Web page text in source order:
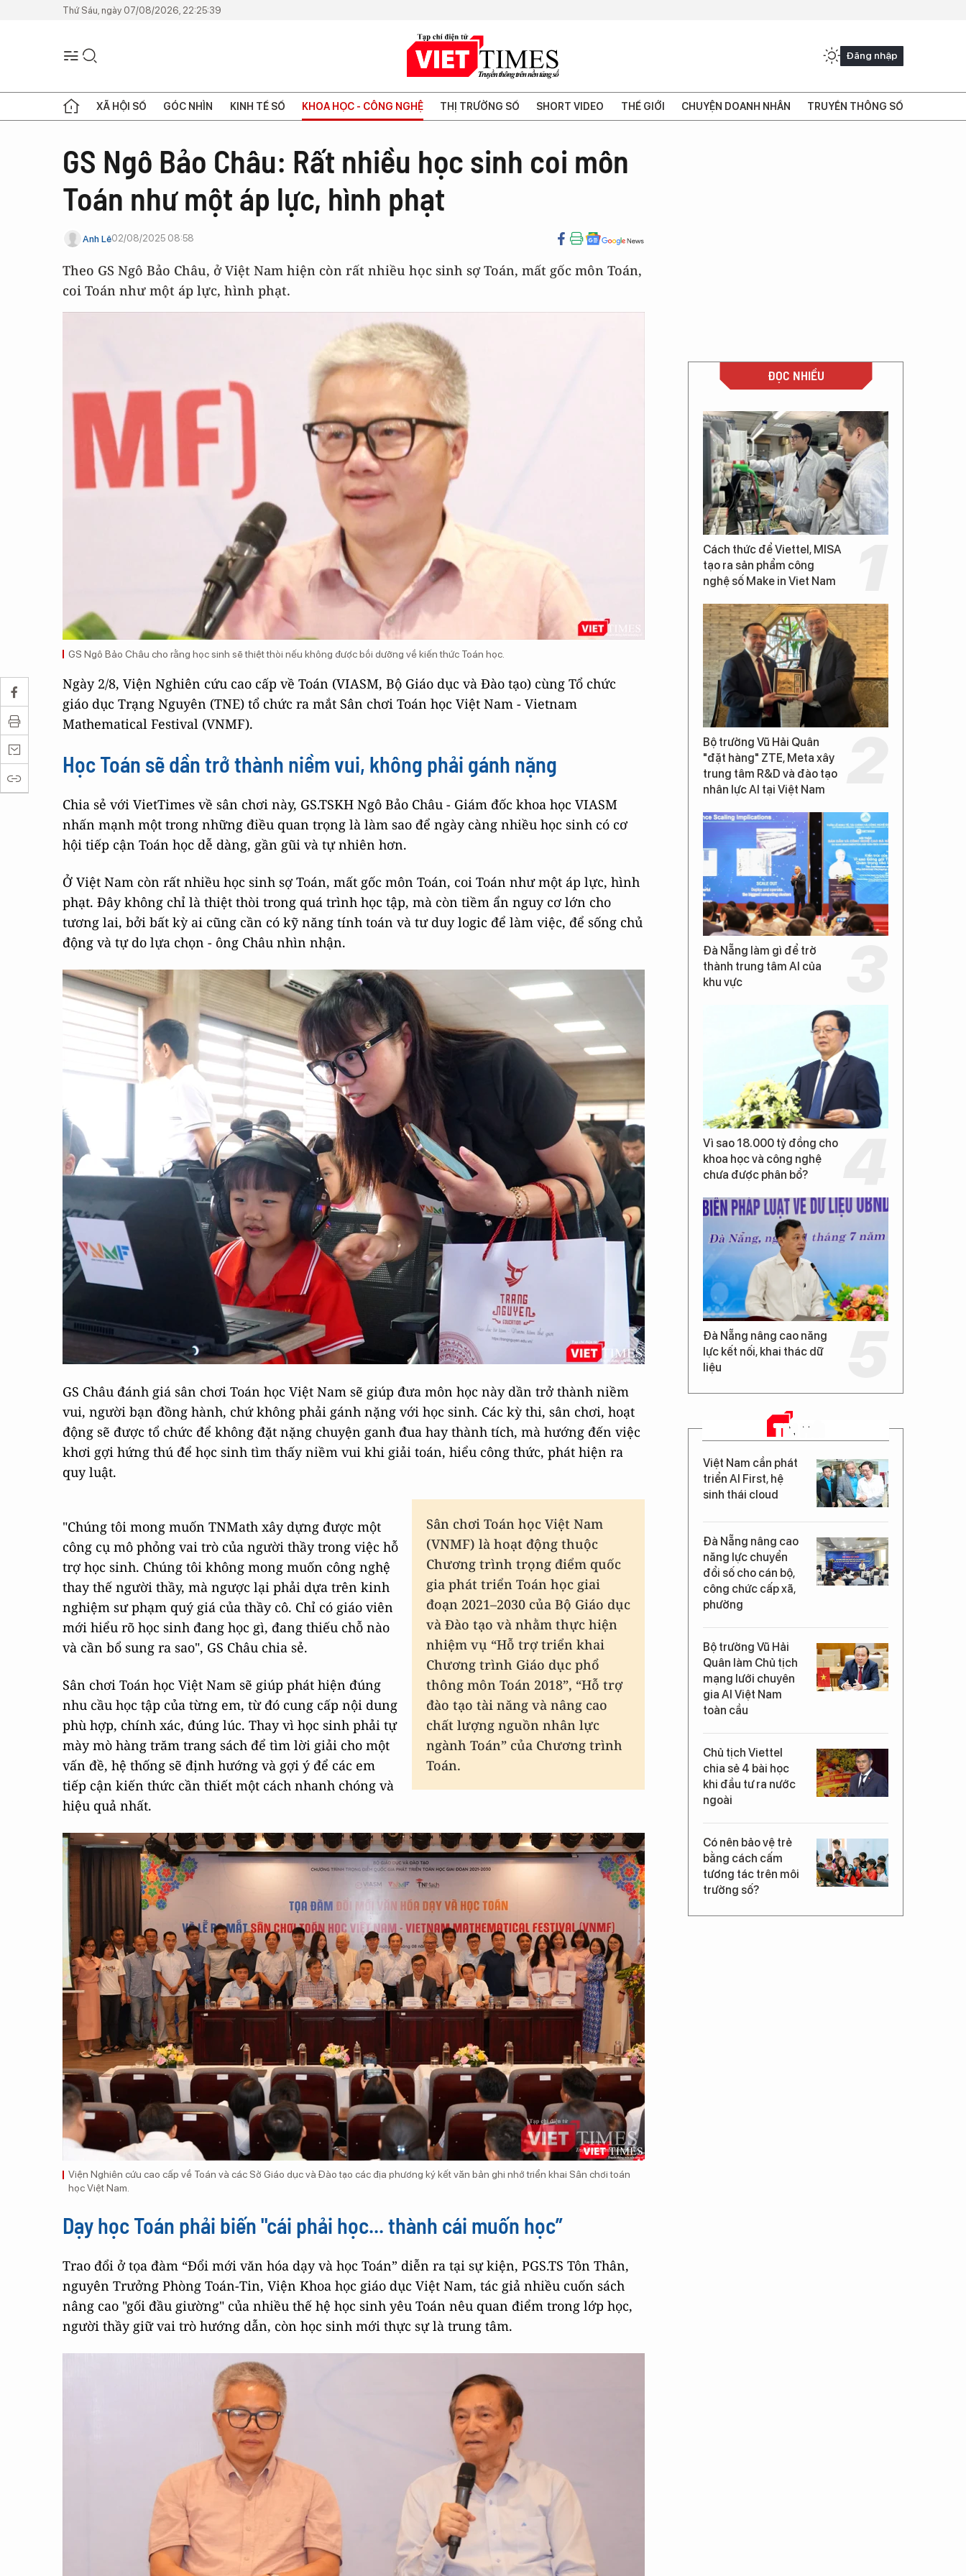
Thứ Sáu, ngày 07/08/2026, 22:25:39
Đăng nhập
XÃ HỘI SỐ GÓC NHÌN KINH TẾ SỐ KHOA HỌC - CÔNG NGHỆ THỊ TRƯỜNG SỐ SHORT VIDEO THẾ GIỚI CHUYỆN DOANH NHÂN TRUYỀN THÔNG SỐ
GS Ngô Bảo Châu: Rất nhiều học sinh coi môn
Toán như một áp lực, hình phạt
Anh Lê02/08/2025 08:58
Theo GS Ngô Bảo Châu, ở Việt Nam hiện còn rất nhiều học sinh sợ Toán, mất gốc môn Toán,
coi Toán như một áp lực, hình phạt.
GS Ngô Bảo Châu cho rằng học sinh sẽ thiệt thòi nếu không được bồi dưỡng về kiến thức Toán học.
Ngày 2/8, Viện Nghiên cứu cao cấp về Toán (VIASM, Bộ Giáo dục và Đào tạo) cùng Tổ chức
giáo dục Trạng Nguyên (TNE) tổ chức ra mắt Sân chơi Toán học Việt Nam - Vietnam
Mathematical Festival (VNMF).
Học Toán sẽ dần trở thành niềm vui, không phải gánh nặng
Chia sẻ với VietTimes về sân chơi này, GS.TSKH Ngô Bảo Châu - Giám đốc khoa học VIASM
nhấn mạnh một trong những điều quan trọng là làm sao để ngày càng nhiều học sinh có cơ
hội tiếp cận Toán học dễ dàng, gần gũi và tự nhiên hơn.
Ở Việt Nam còn rất nhiều học sinh sợ Toán, mất gốc môn Toán, coi Toán như một áp lực, hình
phạt. Đây không chỉ là thiệt thòi trong quá trình học tập, mà còn tiềm ẩn nguy cơ lớn cho
tương lai, bởi bất kỳ ai cũng cần có kỹ năng tính toán và tư duy logic để làm việc, để sống chủ
động và tự do lựa chọn - ông Châu nhìn nhận.
GS Châu đánh giá sân chơi Toán học Việt Nam sẽ giúp đưa môn học này dần trở thành niềm
vui, người bạn đồng hành, chứ không phải gánh nặng với học sinh. Các kỳ thi, sân chơi, hoạt
động sẽ được tổ chức để không đặt nặng chuyện ganh đua hay thành tích, mà hướng đến việc
khơi gợi hứng thú để học sinh tìm thấy niềm vui khi giải toán, hiểu công thức, phát hiện ra
quy luật.
Sân chơi Toán học Việt Nam
(VNMF) là hoạt động thuộc
Chương trình trọng điểm quốc
gia phát triển Toán học giai
đoạn 2021–2030 của Bộ Giáo dục
và Đào tạo và nhằm thực hiện
nhiệm vụ “Hỗ trợ triển khai
Chương trình Giáo dục phổ
thông môn Toán 2018”, “Hỗ trợ
đào tạo tài năng và nâng cao
chất lượng nguồn nhân lực
ngành Toán” của Chương trình
Toán.
"Chúng tôi mong muốn TNMath xây dựng được một
công cụ mô phỏng vai trò của người thầy trong việc hỗ
trợ học sinh. Chúng tôi không mong muốn công nghệ
thay thế người thầy, mà ngược lại phải dựa trên kinh
nghiệm sư phạm quý giá của thầy cô. Chỉ có giáo viên
mới hiểu rõ học sinh đang học gì, đang thiếu chỗ nào
và cần bổ sung ra sao", GS Châu chia sẻ.
Sân chơi Toán học Việt Nam sẽ giúp phát hiện đúng
nhu cầu học tập của từng em, từ đó cung cấp nội dung
phù hợp, chính xác, đúng lúc. Thay vì học sinh phải tự
mày mò hàng trăm trang sách để tìm lời giải cho một
vấn đề, hệ thống sẽ định hướng và gợi ý để các em
tiếp cận kiến thức cần thiết một cách nhanh chóng và
hiệu quả nhất.
Viện Nghiên cứu cao cấp về Toán và các Sở Giáo dục và Đào tạo các địa phương ký kết văn bản ghi nhớ triển khai Sân chơi toán
học Việt Nam.
Dạy học Toán phải biến "cái phải học... thành cái muốn học”
Trao đổi ở tọa đàm “Đổi mới văn hóa dạy và học Toán” diễn ra tại sự kiện, PGS.TS Tôn Thân,
nguyên Trưởng Phòng Toán-Tin, Viện Khoa học giáo dục Việt Nam, tác giả nhiều cuốn sách
nâng cao "gối đầu giường" của nhiều thế hệ học sinh yêu Toán nêu quan điểm trong lớp học,
người thầy giữ vai trò hướng dẫn, còn học sinh mới thực sự là trung tâm.
ĐỌC NHIỀU
Cách thức để Viettel, MISA
tạo ra sản phẩm công
nghệ số Make in Viet Nam
Bộ trưởng Vũ Hải Quân
"đặt hàng" ZTE, Meta xây
trung tâm R&D và đào tạo
nhân lực AI tại Việt Nam
Đà Nẵng làm gì để trở
thành trung tâm AI của
khu vực
Vì sao 18.000 tỷ đồng cho
khoa học và công nghệ
chưa được phân bổ?
Đà Nẵng nâng cao năng
lực kết nối, khai thác dữ
liệu
TIN MỚI
Việt Nam cần phát
triển AI First, hệ
sinh thái cloud
Đà Nẵng nâng cao
năng lực chuyển
đổi số cho cán bộ,
công chức cấp xã,
phường
Bộ trưởng Vũ Hải
Quân làm Chủ tịch
mạng lưới chuyên
gia AI Việt Nam
toàn cầu
Chủ tịch Viettel
chia sẻ 4 bài học
khi đầu tư ra nước
ngoài
Có nên bảo vệ trẻ
bằng cách cấm
tương tác trên môi
trường số?